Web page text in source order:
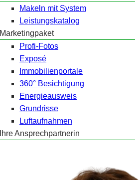
Makeln mit System
Leistungskatalog
Marketingpaket
Profi-Fotos
Exposé
Immobilienportale
360° Besichtigung
Energieausweis
Grundrisse
Luftaufnahmen
Ihre Ansprechpartnerin